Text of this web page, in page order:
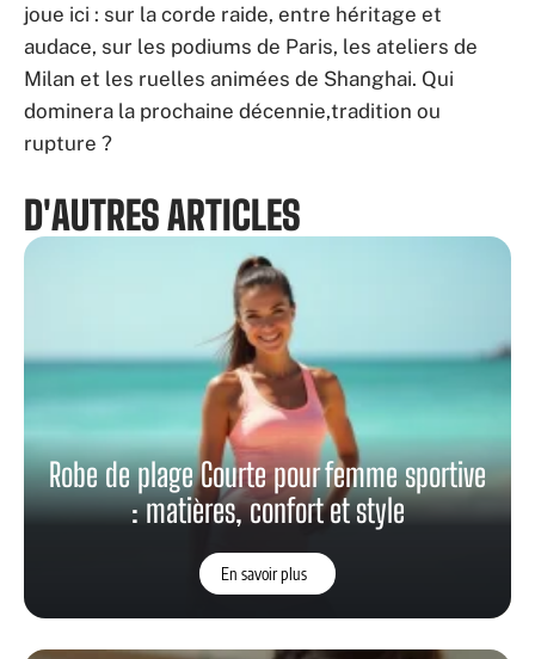
joue ici : sur la corde raide, entre héritage et
audace, sur les podiums de Paris, les ateliers de
Milan et les ruelles animées de Shanghai. Qui
dominera la prochaine décennie,tradition ou
rupture ?
D'AUTRES ARTICLES
Robe de plage Courte pour femme sportive
: matières, confort et style
En savoir plus